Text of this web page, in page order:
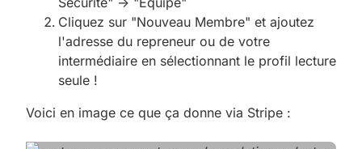
Cliquez sur "Nouveau Membre" et ajoutez
l'adresse du repreneur ou de votre
intermédiaire en sélectionnant le profil lecture
seule !
Voici en image ce que ça donne via Stripe :